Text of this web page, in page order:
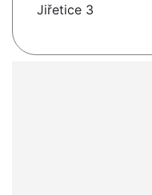
Jiřetice 3